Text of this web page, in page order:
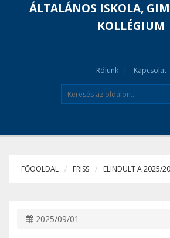
ÁLTALÁNOS ISKOLA,
KOLLÉGIUM
Rólunk Kapcsolat
FŐOOLDAL FRISS ELINDULT A 2025/
2025/09/01